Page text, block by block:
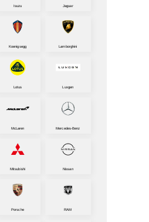
Isuzu Jaguar
Koenigsegg Lamborghini
Lotus Luxgen
McLaren Mercedes-Benz
Mitsubishi Nissan
Porsche RAM